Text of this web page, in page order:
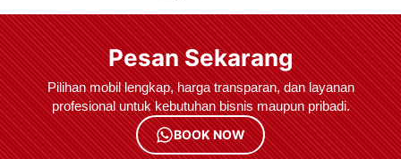
Pesan Sekarang
Pilihan mobil lengkap, harga transparan, dan layanan
profesional untuk kebutuhan bisnis maupun pribadi.
BOOK NOW